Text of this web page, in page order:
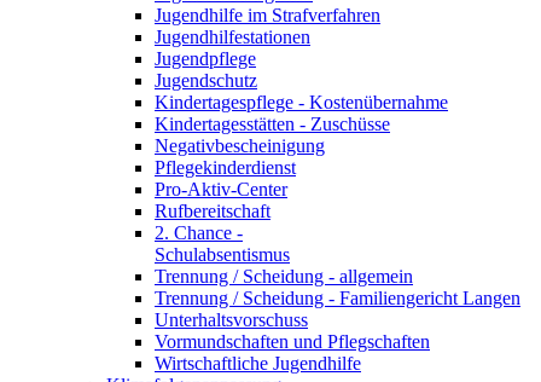
Jugendhilfe im Strafverfahren
Jugendhilfestationen
Jugendpflege
Jugendschutz
Kindertagespflege - Kostenübernahme
Kindertagesstätten - Zuschüsse
Negativbescheinigung
Pflegekinderdienst
Pro-Aktiv-Center
Rufbereitschaft
2. Chance -
Schulabsentismus
Trennung / Scheidung - allgemein
Trennung / Scheidung - Familiengericht Langen
Unterhaltsvorschuss
Vormundschaften und Pflegschaften
Wirtschaftliche Jugendhilfe